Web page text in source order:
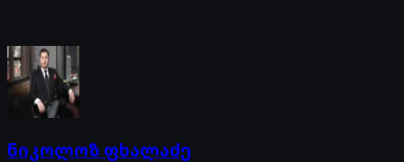
ნიკოლოზ ფხალაძე